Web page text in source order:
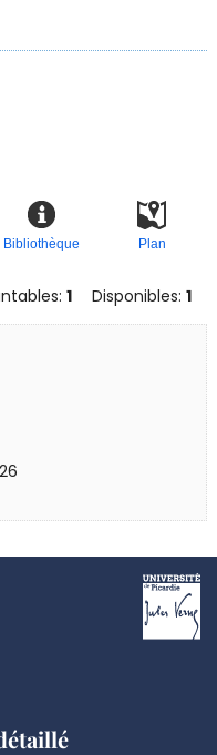
Plan
Bibliothèque
1 Disponibles:1